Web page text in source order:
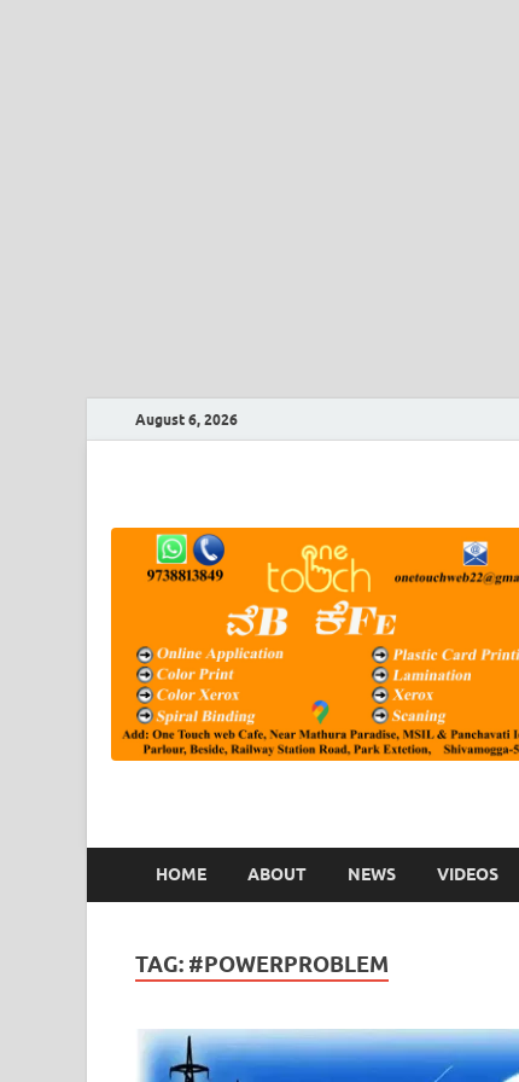
August 6, 2026
HOME ABOUT NEWS VIDEOS
TAG: #POWERPROBLEM